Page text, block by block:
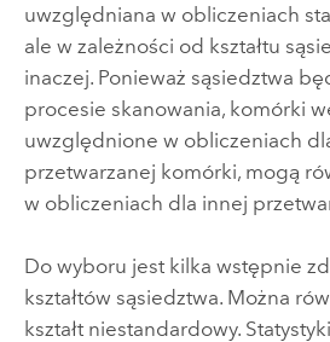
uwzględniana w obliczeniach
ale w zależności od kształtu
inaczej. Ponieważ sąsiedztwa
procesie skanowania, komórki
uwzględnione w obliczeniach
przetwarzanej komórki, mogą
w obliczeniach dla innej
Do wyboru jest kilka wstępnie
kształtów sąsiedztwa. Można
kształt niestandardowy.